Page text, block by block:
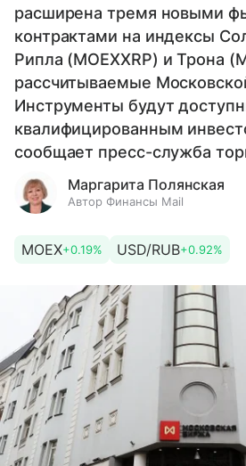
расширена тремя новыми
контрактами на индексы
Рипла (MOEXXRP) и Трона
рассчитываемые
Инструменты будут
квалифицированным
сообщает пресс-служба
Маргарита Полянская
Автор Финансы Mail
MOEX+0.19% USD/RUB+0.92%